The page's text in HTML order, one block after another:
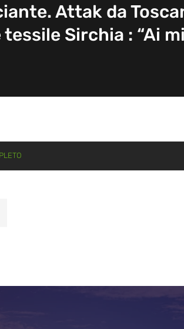
Attak da
tessile Sirchia : “Ai